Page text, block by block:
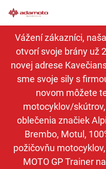
na
obsah
Vážení zákazníci,
otvorí svoje brány už
novej adrese
sme svoje sily s
novom môžete
motocyklov/
oblečenia značiek
Brembo, Motul,
požičovňu
MOTO GP Trainer